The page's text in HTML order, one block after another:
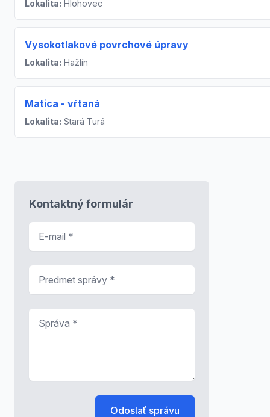
Lokalita: Hlohovec
Vysokotlakové povrchové úpravy
Lokalita: Hažlín
Matica - vŕtaná
Lokalita: Stará Turá
Kontaktný formulár
Odoslať správu